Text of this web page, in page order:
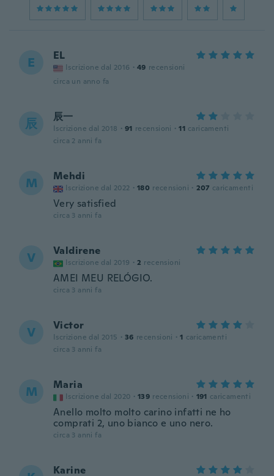
E EL
Iscrizione dal 2016 · 49 recensioni
circa un anno fa
辰 辰一
Iscrizione dal 2018 · 91 recensioni · 11 caricamenti
circa 2 anni fa
M Mehdi
Iscrizione dal 2022 · 180 recensioni · 207 caricamenti
Very satisfied
circa 3 anni fa
V Valdirene
Iscrizione dal 2019 · 2 recensioni
AMEI MEU RELÓGIO.
circa 3 anni fa
V Victor
Iscrizione dal 2015 · 36 recensioni · 1 caricamenti
circa 3 anni fa
M Maria
Iscrizione dal 2020 · 139 recensioni · 191 caricamenti
Anello molto molto carino infatti ne ho
comprati 2, uno bianco e uno nero.
circa 3 anni fa
Karine